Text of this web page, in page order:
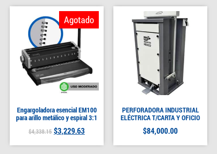
Engargoladora esencial EM100
para arillo metálico y espiral 3:1
$4,338.15 $3,229.63
Agotado
PERFORADORA INDUSTRIAL
ELÉCTRICA T/CARTA Y OFICIO
$84,000.00